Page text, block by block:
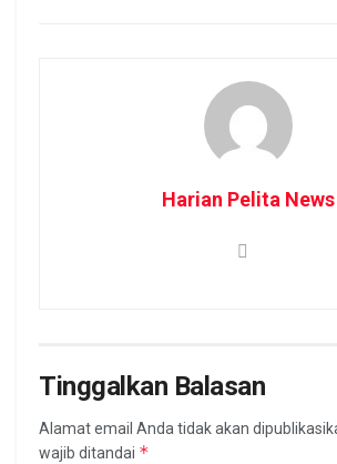
Harian Pelita News
Tinggalkan Balasan
Alamat email Anda tidak akan
wajib ditandai *